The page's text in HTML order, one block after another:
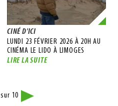
CINÉ D'ICI
LUNDI 23 FÉVRIER 2026 À 20H AU
CINÉMA LE LIDO À LIMOGES
LIRE LA SUITE
sur 10